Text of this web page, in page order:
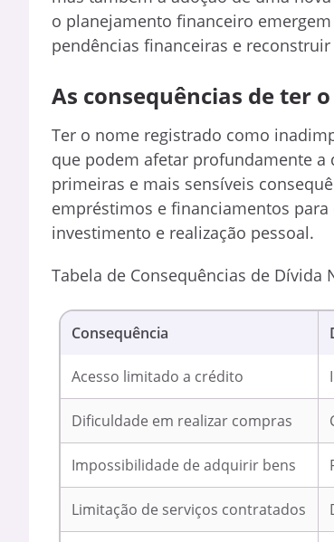
o planejamento financeiro
pendências financeiras e
As consequências de ter
Ter o nome registrado como
que podem afetar profundamente
primeiras e mais sensíveis
empréstimos e financiamentos
investimento e realização pessoal.
Tabela de Consequências de Dívida
Consequência
Acesso limitado a crédito
Dificuldade em realizar compras
Impossibilidade de adquirir bens
Limitação de serviços contratados